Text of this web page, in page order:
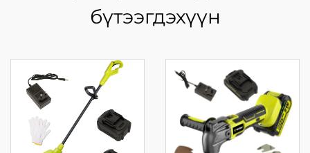
бүтээгдэхүүн